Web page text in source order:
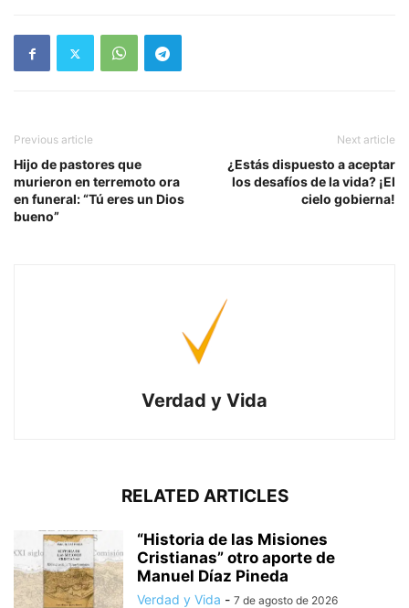
Previous article
Hijo de pastores que
murieron en terremoto ora
en funeral: “Tú eres un Dios
bueno”
Next article
¿Estás dispuesto a aceptar
los desafíos de la vida? ¡El
cielo gobierna!
Verdad y Vida
RELATED ARTICLES
“Historia de las Misiones
Cristianas” otro aporte de
Manuel Díaz Pineda
Verdad y Vida - 7 de agosto de 2026